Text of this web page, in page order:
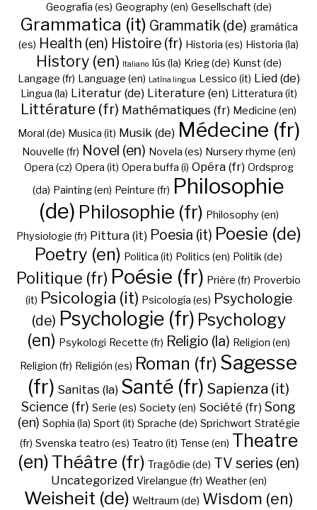
Geografía (es) Geography (en) Gesellschaft (de)
Grammatica (it) Grammatik (de) gramática
(es) Health (en) Histoire (fr) Historia (es) Historia (la)
History (en) Italiano Iūs (la) Krieg (de) Kunst (de)
Langage (fr) Language (en) Latīna lingua Lessico (it) Lied (de)
Lingua (la) Literatur (de) Literature (en) Litteratura (it)
Littérature (fr) Mathématiques (fr) Medicine (en)
Moral (de) Musica (it) Musik (de) Médecine (fr)
Nouvelle (fr) Novel (en) Novela (es) Nursery rhyme (en)
Opera (cz) Opera (it) Opera buffa (i) Opéra (fr) Ordsprog
(da) Painting (en) Peinture (fr) Philosophie
(de) Philosophie (fr) Philosophy (en)
Physiologie (fr) Pittura (it) Poesia (it) Poesie (de)
Poetry (en) Politica (it) Politics (en) Politik (de)
Politique (fr) Poésie (fr) Prière (fr) Proverbio
(it) Psicologia (it) Psicología (es) Psychologie
(de) Psychologie (fr) Psychology
(en) Psykologi Recette (fr) Religio (la) Religion (en)
Religion (fr) Religión (es) Roman (fr) Sagesse
(fr) Sanitas (la) Santé (fr) Sapienza (it)
Science (fr) Serie (es) Society (en) Société (fr) Song
(en) Sophia (la) Sport (it) Sprache (de) Sprichwort Stratégie
(fr) Svenska teatro (es) Teatro (it) Tense (en) Theatre
(en) Théâtre (fr) Tragödie (de) TV series (en)
Uncategorized Virelangue (fr) Weather (en)
Weisheit (de) Weltraum (de) Wisdom (en)